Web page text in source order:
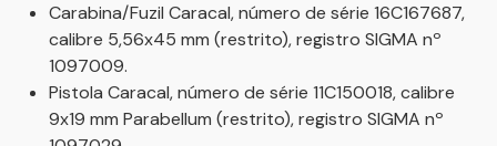
Carabina/Fuzil Caracal, número de série 16C167687,
calibre 5,56x45 mm (restrito), registro SIGMA nº
1097009.
Pistola Caracal, número de série 11C150018, calibre
9x19 mm Parabellum (restrito), registro SIGMA nº